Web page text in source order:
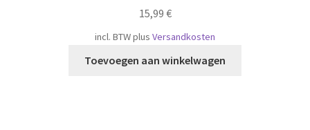
15,99 €
incl. BTWplus Versandkosten
Toevoegen aan winkelwagen